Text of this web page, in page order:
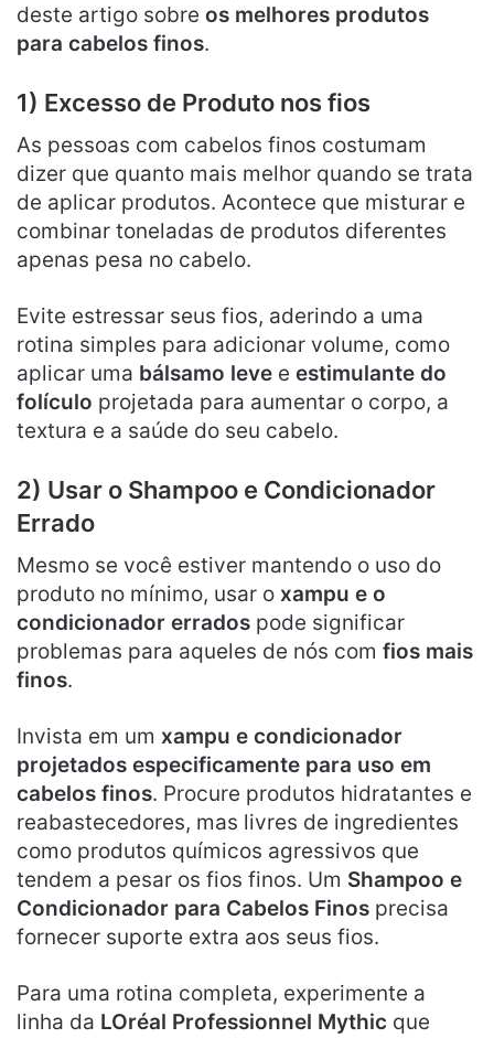
deste artigo sobre os melhores produtos
para cabelos finos.
1) Excesso de Produto nos fios
As pessoas com cabelos finos costumam
dizer que quanto mais melhor quando se trata
de aplicar produtos. Acontece que misturar e
combinar toneladas de produtos diferentes
apenas pesa no cabelo.
Evite estressar seus fios, aderindo a uma
rotina simples para adicionar volume, como
aplicar uma bálsamo leve e estimulante do
folículo projetada para aumentar o corpo, a
textura e a saúde do seu cabelo.
2) Usar o Shampoo e Condicionador
Errado
Mesmo se você estiver mantendo o uso do
produto no mínimo, usar o xampu e o
condicionador errados pode significar
problemas para aqueles de nós com fios mais
finos.
Invista em um xampu e condicionador
projetados especificamente para uso em
cabelos finos. Procure produtos hidratantes e
reabastecedores, mas livres de ingredientes
como produtos químicos agressivos que
tendem a pesar os fios finos. Um Shampoo e
Condicionador para Cabelos Finos precisa
fornecer suporte extra aos seus fios.
Para uma rotina completa, experimente a
linha da LOréal Professionnel Mythic que